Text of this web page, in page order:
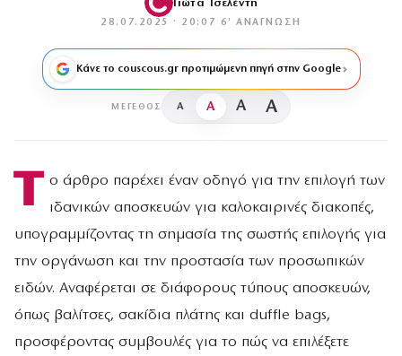
Γιώτα Τσελέντη
28.07.2025 · 20:07 · 6′ ΑΝΆΓΝΩΣΗ
Κάνε το couscous.gr προτιμώμενη πηγή στην Google
ΜΈΓΕΘΟΣ A A A A
Τ ο άρθρο παρέχει έναν οδηγό για την επιλογή των
ιδανικών αποσκευών για καλοκαιρινές διακοπές,
υπογραμμίζοντας τη σημασία της σωστής επιλογής για
την οργάνωση και την προστασία των προσωπικών
ειδών. Αναφέρεται σε διάφορους τύπους αποσκευών,
όπως βαλίτσες, σακίδια πλάτης και duffle bags,
προσφέροντας συμβουλές για το πώς να επιλέξετε